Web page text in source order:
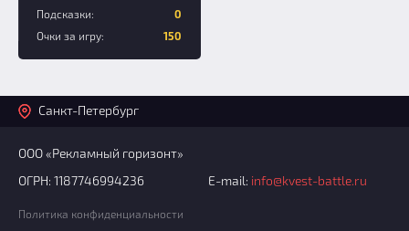
Подсказки:
0
Очки за игру:
150
Санкт-Петербург
ООО «Рекламный горизонт»
ОГРН: 1187746994236
E-mail: info@kvest-battle.ru
Политика конфиденциальности